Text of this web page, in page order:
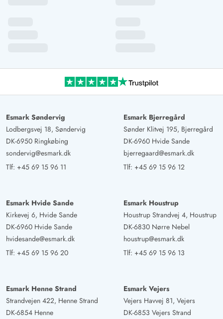
Esmark Søndervig
Lodbergsvej 18, Søndervig
DK-6950 Ringkøbing
sondervig@esmark.dk
Tlf: +45 69 15 96 11
Esmark Bjerregård
Sønder Klitvej 195, Bjerregård
DK-6960 Hvide Sande
bjerregaard@esmark.dk
Tlf: +45 69 15 96 12
Esmark Hvide Sande
Kirkevej 6, Hvide Sande
DK-6960 Hvide Sande
hvidesande@esmark.dk
Tlf: +45 69 15 96 20
Esmark Houstrup
Houstrup Strandvej 4, Houstrup
DK-6830 Nørre Nebel
houstrup@esmark.dk
Tlf: +45 69 15 96 13
Esmark Henne Strand
Strandvejen 422, Henne Strand
DK-6854 Henne
Esmark Vejers
Vejers Havvej 81, Vejers
DK-6853 Vejers Strand